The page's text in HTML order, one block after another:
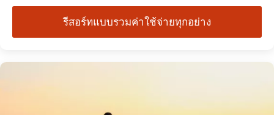
รีสอร์ทแบบรวมค่าใช้จ่ายทุกอย่าง